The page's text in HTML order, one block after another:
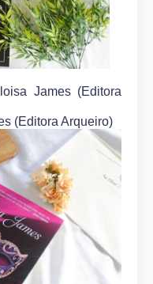
James (Editora
(Editora Arqueiro)